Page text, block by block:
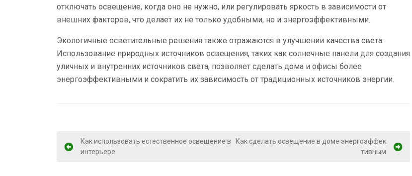
отключать освещение, когда оно не нужно, или регулировать яркость в зависимости от
внешних факторов, что делает их не только удобными, но и энергоэффективными.
Экологичные осветительные решения также отражаются в улучшении качества света.
Использование природных источников освещения, таких как солнечные панели для создания
уличных и внутренних источников света, позволяет сделать дома и офисы более
энергоэффективными и сократить их зависимость от традиционных источников энергии.
Н
Как использовать естественное освещение в
интерьере
Как сделать освещение в доме энергоэффек
тивным